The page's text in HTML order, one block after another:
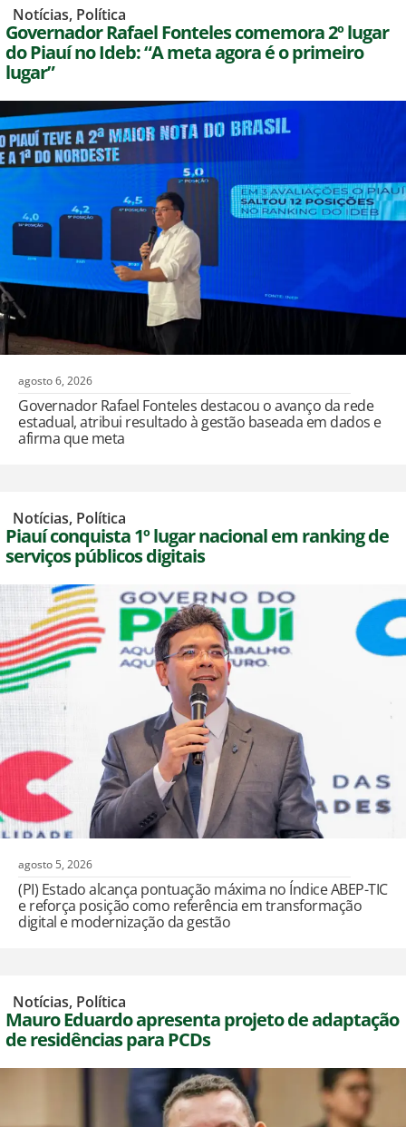
Notícias, Política
Governador Rafael Fonteles comemora 2º lugar
do Piauí no Ideb: “A meta agora é o primeiro
lugar”
agosto 6, 2026
Governador Rafael Fonteles destacou o avanço da rede
estadual, atribui resultado à gestão baseada em dados e
afirma que meta
Notícias, Política
Piauí conquista 1º lugar nacional em ranking de
serviços públicos digitais
agosto 5, 2026
(PI) Estado alcança pontuação máxima no Índice ABEP-TIC
e reforça posição como referência em transformação
digital e modernização da gestão
Notícias, Política
Mauro Eduardo apresenta projeto de adaptação
de residências para PCDs